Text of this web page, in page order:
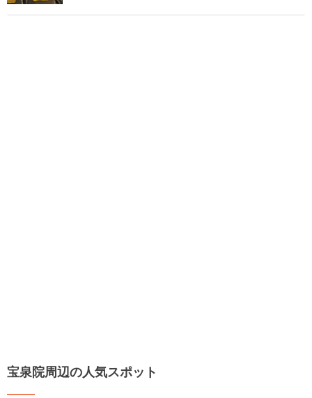
宝泉院周辺の人気スポット